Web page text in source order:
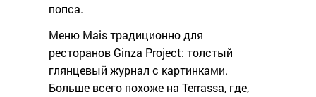
попса.
Меню Mais традиционно для
ресторанов Ginza Project: толстый
глянцевый журнал с картинками.
Больше всего похоже на Terrassa, где,